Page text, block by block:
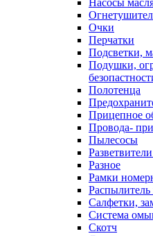
Насосы
Очки
Перчатки
Подсветки,
Подушки,
Полотенца
Прицепное
Провода-
Пылесосы
Разное
Рамки
Салфетки,
Система
Скотч